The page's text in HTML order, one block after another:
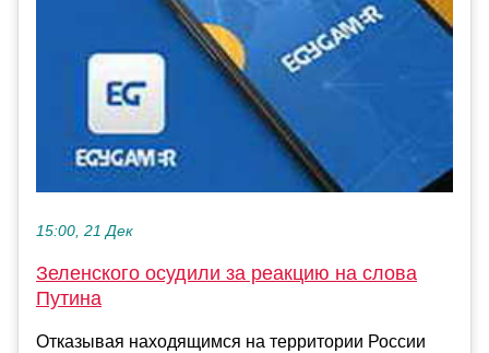
15:00, 21 Дек
Зеленского осудили за реакцию на слова
Путина
Отказывая находящимся на территории России